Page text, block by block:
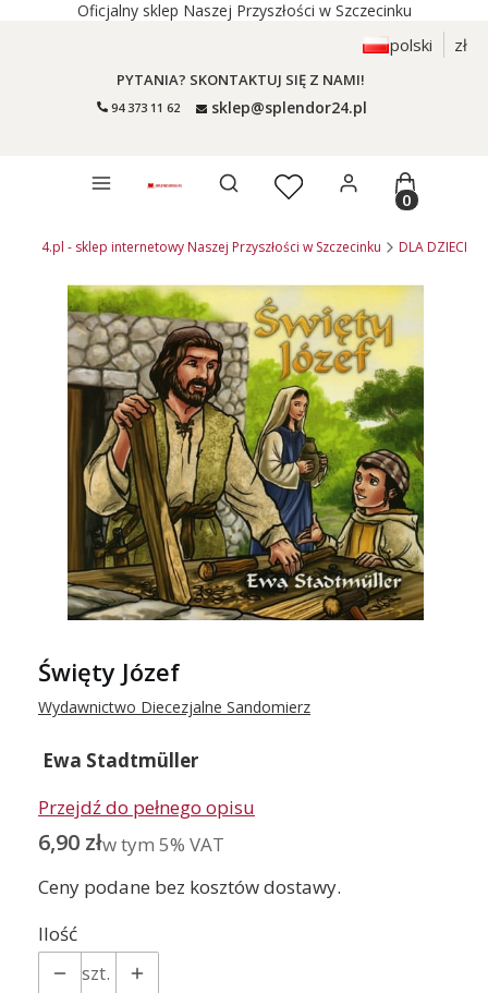
Oficjalny sklep Naszej Przyszłości w Szczecinku
polski zł
PYTANIA? SKONTAKTUJ SIĘ Z NAMI!
94 373 11 62 sklep@splendor24.pl
Otwórz wyszukiwarkęProdukty
- sklep internetowy Naszej Przyszłości w Szczecinku DLA DZIECI
Święty Józef
Wydawnictwo Diecezjalne Sandomierz
Ewa Stadtmüller
Przejdź do pełnego opisu
Cena
6,90 złw tym 5% VAT
w tym 5% VAT
Ceny podane bez kosztów dostawy.
Ilość
szt.